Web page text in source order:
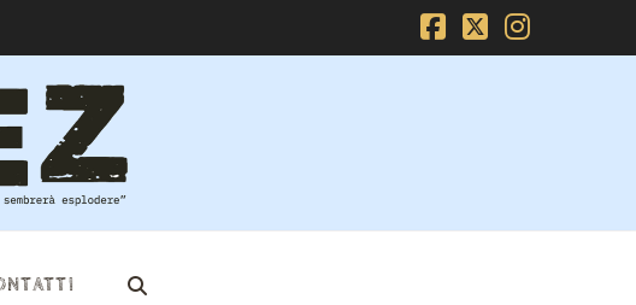
Facebook
X